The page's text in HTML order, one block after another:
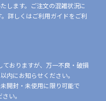
します。ご注文の混雑状況に
詳しくはご利用ガイドをご利
おりますが、万一不良・破損
内にお知らせください。
開封・未使用に限り可能で
い。